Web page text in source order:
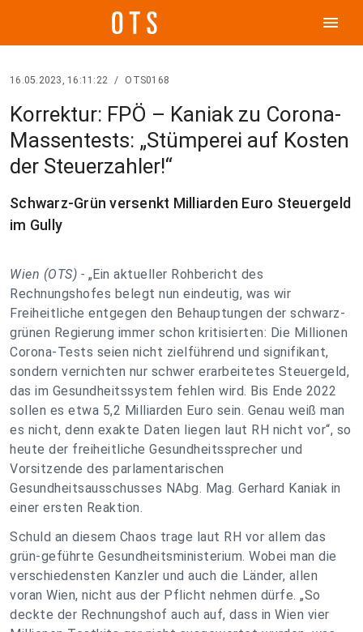
menu
16.05.2023, 16:11:22 / OTS0168
Korrektur: FPÖ – Kaniak zu Corona-
Massentests: „Stümperei auf Kosten
der Steuerzahler!“
Schwarz-Grün versenkt Milliarden Euro Steuergeld
im Gully
Wien (OTS) - „Ein aktueller Rohbericht des
Rechnungshofes belegt nun eindeutig, was wir
Freiheitliche entgegen den Behauptungen der schwarz-
grünen Regierung immer schon kritisierten: Die Millionen
Corona-Tests seien nicht zielführend und signifikant,
sondern vernichten nur schwer erarbeitetes Steuergeld,
das im Gesundheitssystem fehlen wird. Bis Ende 2022
sollen es etwa 5,2 Milliarden Euro sein. Genau weiß man
es nicht, denn exakte Daten liegen laut RH nicht vor“, so
heute der freiheitliche Gesundheitssprecher und
Vorsitzende des parlamentarischen
Gesundheitsausschusses NAbg. Mag. Gerhard Kaniak in
einer ersten Reaktion.
Schuld an diesem Chaos trage laut RH vor allem das
grün-geführte Gesundheitsministerium. Wobei man die
verschiedensten Kanzler und auch die Länder, allen
voran Wien, nicht aus der Pflicht nehmen dürfe. „So
deckte der Rechnungshof auch auf, dass in Wien vier